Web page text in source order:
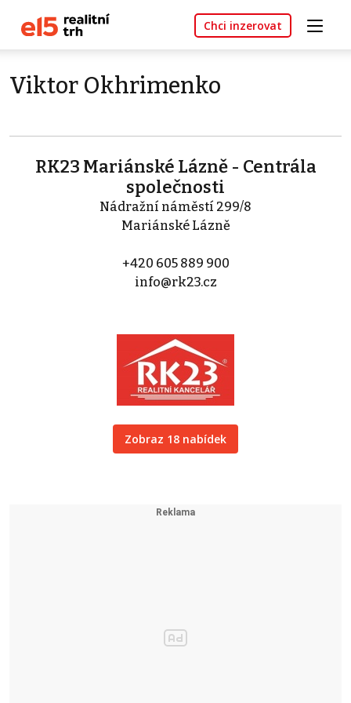
Chci inzerovat
Viktor Okhrimenko
RK23 Mariánské Lázně - Centrála
společnosti
Nádražní náměstí 299/8
Mariánské Lázně
+420 605 889 900
info@rk23.cz
Zobraz 18 nabídek